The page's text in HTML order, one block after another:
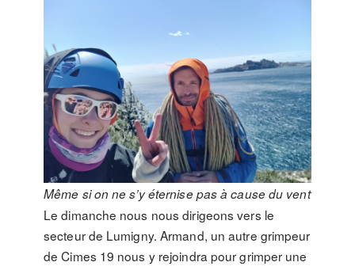
Même si on ne s’y éternise pas à cause du vent
Le dimanche nous nous dirigeons vers le
secteur de Lumigny. Armand, un autre grimpeur
de Cimes 19 nous y rejoindra pour grimper une